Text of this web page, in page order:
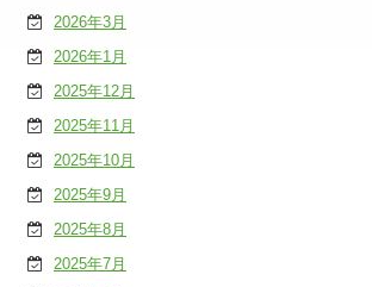
2026年3月
2026年1月
2025年12月
2025年11月
2025年10月
2025年9月
2025年8月
2025年7月